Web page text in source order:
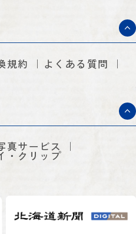
規約 よくある質問
真サービス
・クリップ